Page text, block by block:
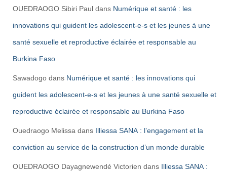
OUEDRAOGO Sibiri Paul dans Numérique et santé : les
innovations qui guident les adolescent-e-s et les jeunes à une
santé sexuelle et reproductive éclairée et responsable au
Burkina Faso
Sawadogo dans Numérique et santé : les innovations qui
guident les adolescent-e-s et les jeunes à une santé sexuelle et
reproductive éclairée et responsable au Burkina Faso
Ouedraogo Melissa dans Illiessa SANA : l’engagement et la
conviction au service de la construction d’un monde durable
OUEDRAOGO Dayagnewendé Victorien dans Illiessa SANA :